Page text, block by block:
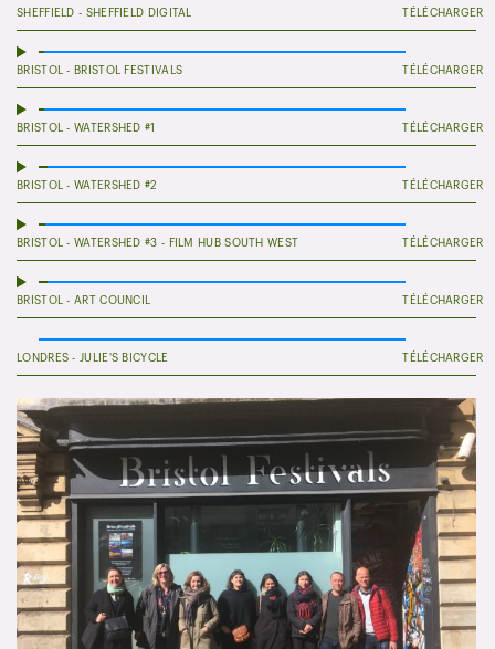
00:00 / 00:00
SHEFFIELD - SHEFFIELD DIGITAL TÉLÉCHARGER
00:00 / 03:05
BRISTOL - BRISTOL FESTIVALS TÉLÉCHARGER
00:00 / 03:41
BRISTOL - WATERSHED #1 TÉLÉCHARGER
00:00 / 02:48
BRISTOL - WATERSHED #2 TÉLÉCHARGER
00:00 / 03:34
BRISTOL - WATERSHED #3 - FILM HUB SOUTH WEST TÉLÉCHARGER
00:00 / 02:48
BRISTOL - ART COUNCIL TÉLÉCHARGER
00:00 / 00:00
LONDRES - JULIE'S BICYCLE TÉLÉCHARGER